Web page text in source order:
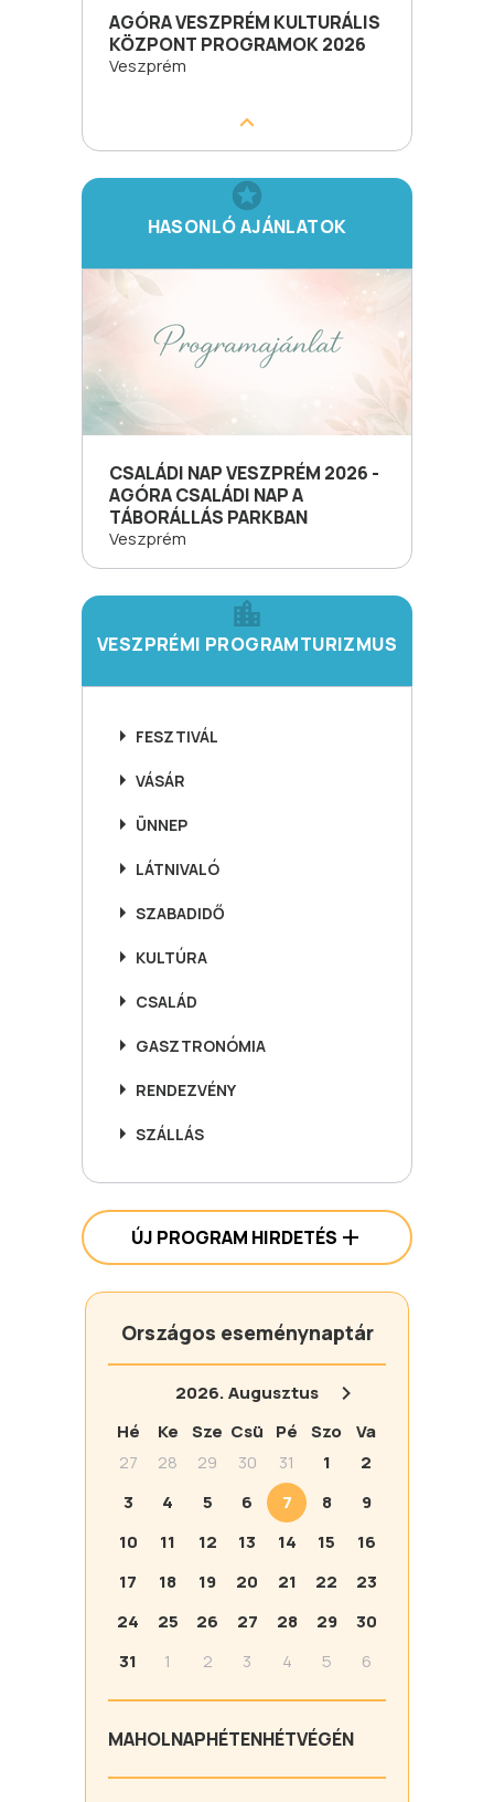
AGÓRA VESZPRÉM KULTURÁLIS
KÖZPONT PROGRAMOK 2026
Veszprém
HASONLÓ AJÁNLATOK
CSALÁDI NAP VESZPRÉM 2026 -
AGÓRA CSALÁDI NAP A
TÁBORÁLLÁS PARKBAN
Veszprém
VESZPRÉMI PROGRAMTURIZMUS
FESZTIVÁL
VÁSÁR
ÜNNEP
LÁTNIVALÓ
SZABADIDŐ
KULTÚRA
CSALÁD
GASZTRONÓMIA
RENDEZVÉNY
SZÁLLÁS
ÚJ PROGRAM HIRDETÉS
Országos eseménynaptár
2026.Augusztus
Hé
Ke Sze Csü Pé Szo
Va
27
28 29 30 31 1
2
3
4 5 6 7 8
9
10
11 12 13 14 15
16
17
18 19 20 21 22
23
24
25 26 27 28 29
30
31
1 2 3 4 5 6
MAHOLNAPHÉTENHÉTVÉGÉN